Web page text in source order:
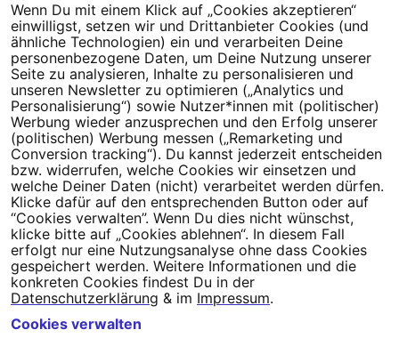
Dein Engagement macht den Unterschied. Schließe Dich 4,5
Millionen Menschen an.
Newsletter bestellen
Campact e.V.
IBAN DE95 2‍5‍1‍2 0‍5‍1‍0 6‍9‍8‍0 0‍0‍0‍0 0‍0
SozialBank
Direkt online spenden
NewsletterHilfe und
FAQKontakt DatenschutzImpressumCookie Einstellungen
Wenn Du mit einem Klick auf „Cookies akzeptieren“
einwilligst, setzen wir und Drittanbieter Cookies (und
ähnliche Technologien) ein und verarbeiten Deine
personenbezogene Daten, um Deine Nutzung unserer
Seite zu analysieren, Inhalte zu personalisieren und
unseren Newsletter zu optimieren („Analytics und
Personalisierung“) sowie Nutzer*innen mit (politischer)
Werbung wieder anzusprechen und den Erfolg unserer
(politischen) Werbung messen („Remarketing und
Conversion tracking“). Du kannst jederzeit entscheiden
bzw. widerrufen, welche Cookies wir einsetzen und
welche Deiner Daten (nicht) verarbeitet werden dürfen.
Klicke dafür auf den entsprechenden Button oder auf
“Cookies verwalten”. Wenn Du dies nicht wünschst,
klicke bitte auf „Cookies ablehnen“. In diesem Fall
erfolgt nur eine Nutzungsanalyse ohne dass Cookies
gespeichert werden. Weitere Informationen und die
konkreten Cookies findest Du in der
Datenschutzerklärung & im Impressum.
Cookies verwalten